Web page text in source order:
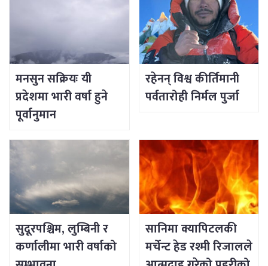
मनसुन सक्रियः यी
प्रदेशमा भारी वर्षा हुने
पूर्वानुमान
रहेनन् विश्व कीर्तिमानी
पर्वतारोही निर्मल पुर्जा
सुदूरपश्चिम, लुम्बिनी र
कर्णालीमा भारी वर्षाको
सानिमा क्यापिटलकी
मर्चेन्ट हेड रश्मी रिजालले